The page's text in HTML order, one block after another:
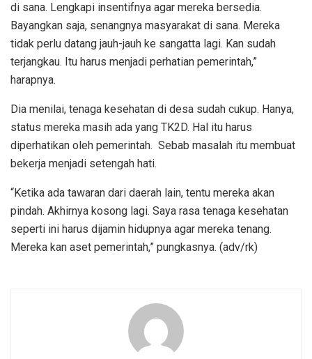
di sana. Lengkapi insentifnya agar mereka bersedia.
Bayangkan saja, senangnya masyarakat di sana. Mereka
tidak perlu datang jauh-jauh ke sangatta lagi. Kan sudah
terjangkau. Itu harus menjadi perhatian pemerintah,”
harapnya.
Dia menilai, tenaga kesehatan di desa sudah cukup. Hanya,
status mereka masih ada yang TK2D. Hal itu harus
diperhatikan oleh pemerintah. Sebab masalah itu membuat
bekerja menjadi setengah hati.
“Ketika ada tawaran dari daerah lain, tentu mereka akan
pindah. Akhirnya kosong lagi. Saya rasa tenaga kesehatan
seperti ini harus dijamin hidupnya agar mereka tenang.
Mereka kan aset pemerintah,” pungkasnya. (adv/rk)